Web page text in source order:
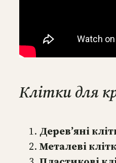
Клітки для
Дерев’яні
Металеві